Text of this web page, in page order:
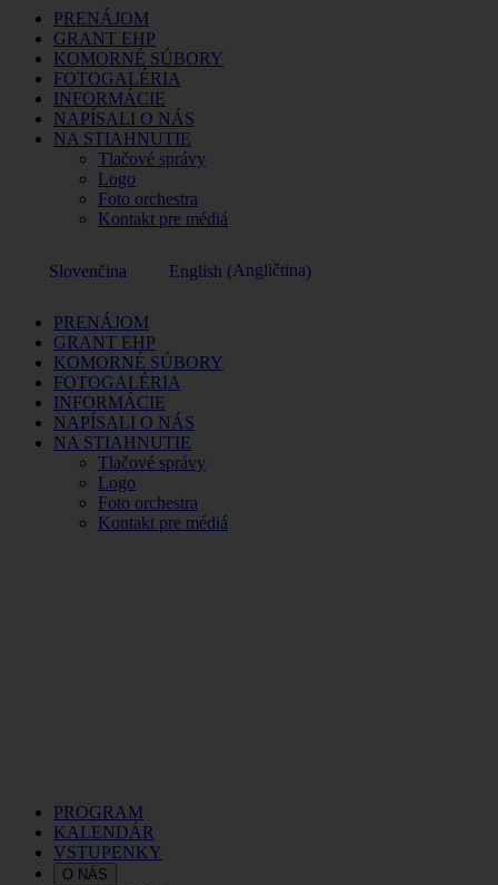
PRENÁJOM
GRANT EHP
KOMORNÉ SÚBORY
FOTOGALÉRIA
INFORMÁCIE
NAPÍSALI O NÁS
NA STIAHNUTIE
Tlačové správy
Logo
Foto orchestra
Kontakt pre médiá
Slovenčina English (Angličtina)
PRENÁJOM
GRANT EHP
KOMORNÉ SÚBORY
FOTOGALÉRIA
INFORMÁCIE
NAPÍSALI O NÁS
NA STIAHNUTIE
Tlačové správy
Logo
Foto orchestra
Kontakt pre médiá
PROGRAM
KALENDÁR
VSTUPENKY
O NÁS